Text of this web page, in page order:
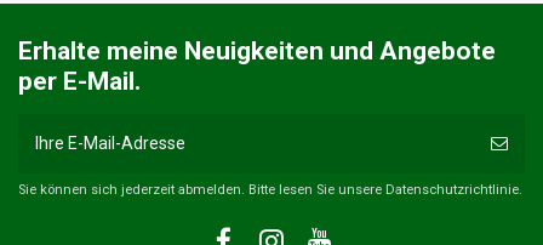
Erhalte meine Neuigkeiten und Angebote
per E-Mail.
Sie können sich jederzeit abmelden. Bitte lesen Sie unsere Datenschutzrichtlinie.